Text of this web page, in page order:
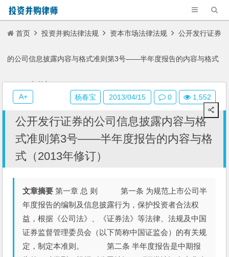
首页 投资并购法律法规 资本市场法律法规 公开发行证券
的公司信息披露内容与格式准则第3号——半年度报告的内容与格式
（2013年修订）
公开发行证券的公司信息披露内容与格
式准则第3号——半年度报告的内容与格
式（2013年修订）
文章摘要 第一章 总 则 第一条 为规范上市公司半
年度报告的编制及信息披露行为，保护投资者合法权
益，根据《公司法》、《证券法》等法律、法规及中国
证券监督管理委员会（以下简称中国证监会）的有关规
定，制定本准则。 第二条 半年度报告是中期报
杨春宝 2013/04/15 0 1,552
A+